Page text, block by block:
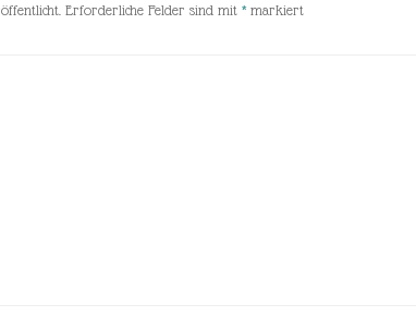
Erforderliche Felder sind mit *markiert